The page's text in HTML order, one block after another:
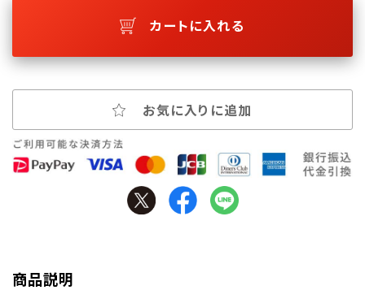
カートに入れる
お気に入りに追加
商品説明